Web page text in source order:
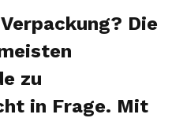
Die
zu
in Frage. Mit